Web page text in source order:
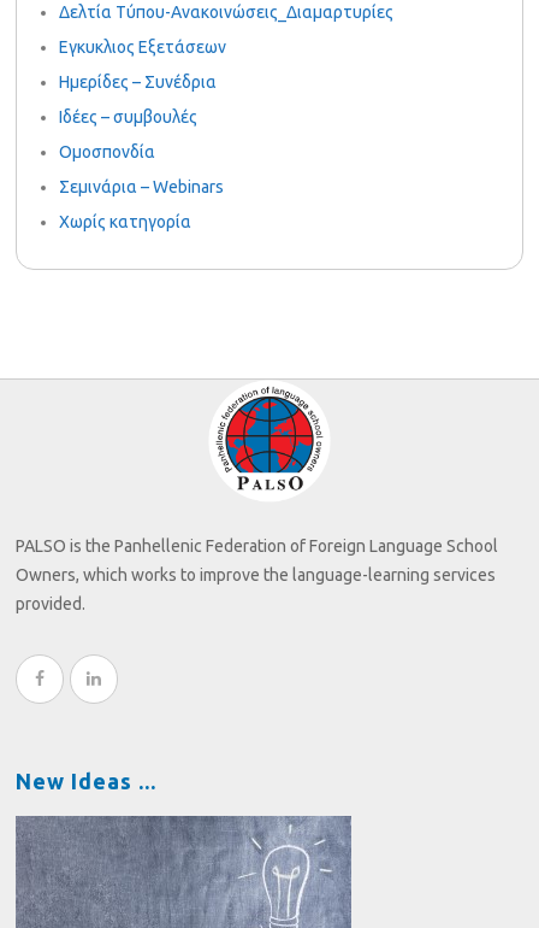
Δελτία Τύπου-Ανακοινώσεις_Διαμαρτυρίες
Εγκυκλιος Εξετάσεων
Ημερίδες – Συνέδρια
Ιδέες – συμβουλές
Ομοσπονδία
Σεμινάρια – Webinars
Χωρίς κατηγορία
PALSO is the Panhellenic Federation of Foreign Language School
Owners, which works to improve the language-learning services
provided.
New Ideas